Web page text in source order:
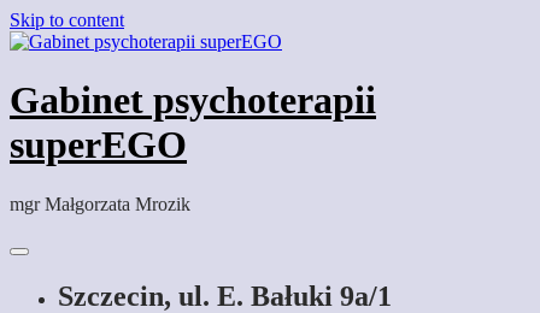
Skip to content
Gabinet psychoterapii
superEGO
mgr Małgorzata Mrozik
Szczecin, ul. E. Bałuki 9a/1